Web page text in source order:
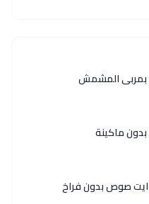
بمربى المشمش
ماكينة
صوص بدون فراخ